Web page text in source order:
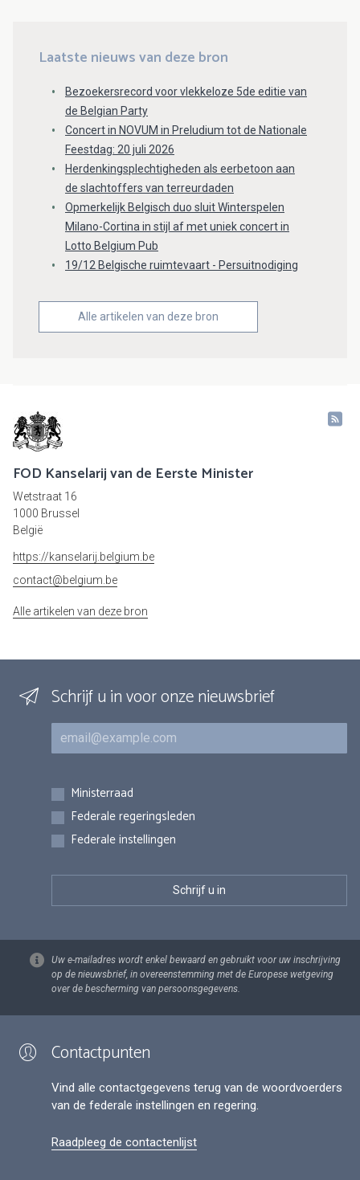
Laatste nieuws van deze bron
Bezoekersrecord voor vlekkeloze 5de editie van
de Belgian Party
Concert in NOVUM in Preludium tot de Nationale
Feestdag: 20 juli 2026
Herdenkingsplechtigheden als eerbetoon aan
de slachtoffers van terreurdaden
Opmerkelijk Belgisch duo sluit Winterspelen
Milano-Cortina in stijl af met uniek concert in
Lotto Belgium Pub
19/12 Belgische ruimtevaart - Persuitnodiging
Alle artikelen van deze bron
FOD Kanselarij van de Eerste Minister
Wetstraat 16
1000 Brussel
België
https://kanselarij.belgium.be
contact@belgium.be
Alle artikelen van deze bron
Schrijf u in voor onze nieuwsbrief
E-mail
Inschrijvingen
Ministerraad
Federale regeringsleden
Federale instellingen
Uw e-mailadres wordt enkel bewaard en gebruikt voor uw inschrijving
op de nieuwsbrief, in overeenstemming met de Europese wetgeving
over de bescherming van persoonsgegevens.
Contactpunten
Vind alle contactgegevens terug van de woordvoerders
van de federale instellingen en regering.
Raadpleeg de contactenlijst